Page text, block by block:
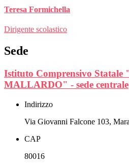
Teresa Formichella
Dirigente scolastico
Sede
Istituto Comprensivo Statale
MALLARDO" - sede centrale
Indirizzo
Via Giovanni Falcone 103,
CAP
80016